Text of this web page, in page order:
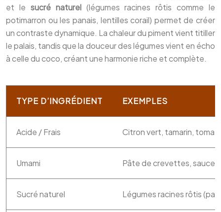
et le sucré naturel(légumes racines rôtis comme le
potimarron ou les panais, lentilles corail) permet de créer
un contraste dynamique. La chaleur du piment vient titiller
le palais, tandis que la douceur des légumes vient en écho
à celle du coco, créant une harmonie riche et complète.
TYPE D’INGRÉDIENT EXEMPLES
Acide / Frais Citron vert, tamarin,
Umami Pâte de crevettes, sauce
Sucré naturel Légumes racines rôtis